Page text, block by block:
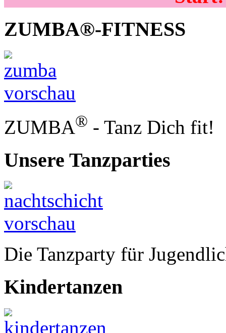
ZUMBA®-FITNESS
ZUMBA® - Tanz Dich fit!
Unsere Tanzparties
Die Tanzparty für
Kindertanzen